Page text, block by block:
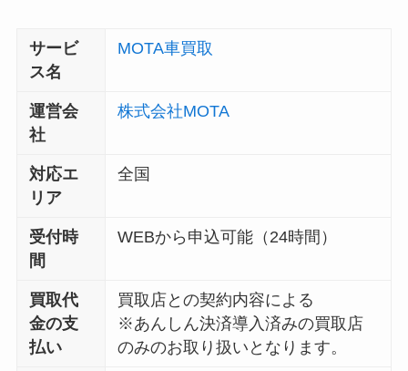
サービ
ス名
MOTA車買取
運営会
社
株式会社MOTA
対応エ
リア
全国
受付時
間
WEBから申込可能（24時間）
買取代
金の支
払い
買取店との契約内容による
※あんしん決済導入済みの買取店
のみのお取り扱いとなります。